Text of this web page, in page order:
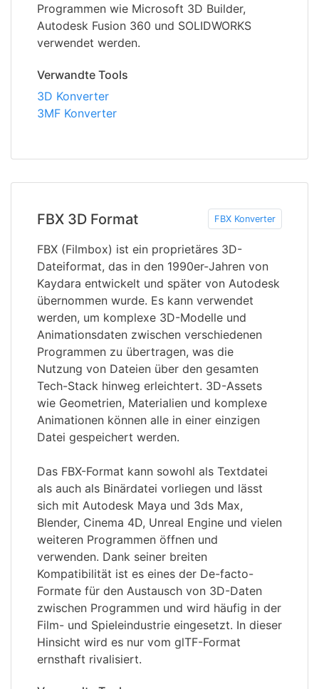
Programmen wie Microsoft 3D Builder,
Autodesk Fusion 360 und SOLIDWORKS
verwendet werden.
Verwandte Tools
3D Konverter
3MF Konverter
FBX 3D Format FBX Konverter
FBX (Filmbox) ist ein proprietäres 3D-
Dateiformat, das in den 1990er-Jahren von
Kaydara entwickelt und später von Autodesk
übernommen wurde. Es kann verwendet
werden, um komplexe 3D-Modelle und
Animationsdaten zwischen verschiedenen
Programmen zu übertragen, was die
Nutzung von Dateien über den gesamten
Tech-Stack hinweg erleichtert. 3D-Assets
wie Geometrien, Materialien und komplexe
Animationen können alle in einer einzigen
Datei gespeichert werden.
Das FBX-Format kann sowohl als Textdatei
als auch als Binärdatei vorliegen und lässt
sich mit Autodesk Maya und 3ds Max,
Blender, Cinema 4D, Unreal Engine und vielen
weiteren Programmen öffnen und
verwenden. Dank seiner breiten
Kompatibilität ist es eines der De-facto-
Formate für den Austausch von 3D-Daten
zwischen Programmen und wird häufig in der
Film- und Spieleindustrie eingesetzt. In dieser
Hinsicht wird es nur vom glTF-Format
ernsthaft rivalisiert.